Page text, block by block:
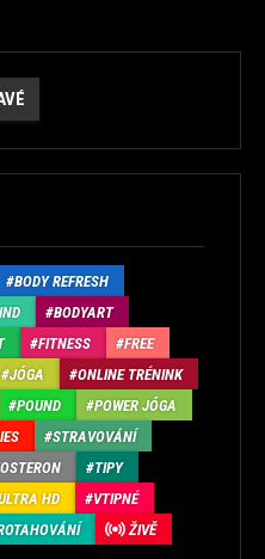
BODY REFRESH
BODYART
FITNESS
FREE
JÓGA
ONLINE TRÉNINK
POUND
POWER JÓGA
STRAVOVÁNÍ
TIPY
HD
VTIPNÉ
ŽIVĚ